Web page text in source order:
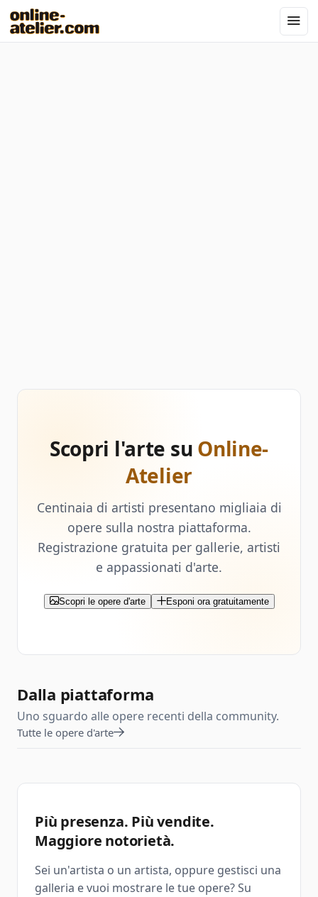
Scopri l'arte su Online-
Atelier
Centinaia di artisti presentano migliaia di
opere sulla nostra piattaforma.
Registrazione gratuita per gallerie, artisti
e appassionati d'arte.
Scopri le opere d'arte Esponi ora gratuitamente
Dalla piattaforma
Uno sguardo alle opere recenti della community.
Tutte le opere d'arte
Più presenza. Più vendite.
Maggiore notorietà.
Sei un'artista o un artista, oppure gestisci una
galleria e vuoi mostrare le tue opere? Su